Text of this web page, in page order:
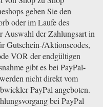
geben Sie den
oder im Laufe des
Auswahl der Zahlungsart in
Gutschein-/Aktionscodes,
VOR der endgültigen
gibt es bei PayPal-
nicht direkt vom
PayPal angeboten.
bei PayPal